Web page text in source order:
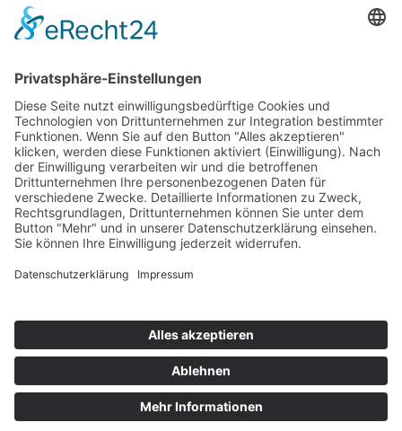
Geschichte LOFT
Linktree
Material
Migrationsgesellschaft
Politische Bildung
Themen / Kooperationen
EU-Mobilität
Wer wir sind
Geschäftsstelle und Vorstand
Mitgliedseinrichtungen
Unsere Positionen
© Copyright 2026 · LOFT Landesorganisation der freien Träger in der
Impressum Datenschutz